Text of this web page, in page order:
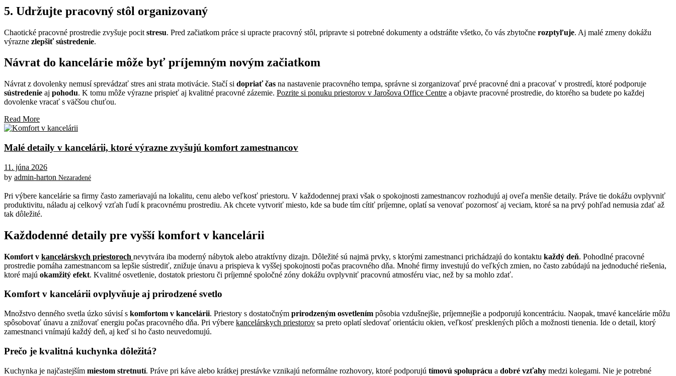
5. Udržujte pracovný stôl organizovaný
Chaotické pracovné prostredie zvyšuje pocit stresu. Pred začiatkom práce si upracte pracovný stôl, pripravte si potrebné dokumenty a odstráňte všetko, čo vás zbytočne rozptyľuje. Aj malé zmeny dokážu
výrazne zlepšiť sústredenie.
Návrat do kancelárie môže byť príjemným novým začiatkom
Návrat z dovolenky nemusí sprevádzať stres ani strata motivácie. Stačí si dopriať čas na nastavenie pracovného tempa, správne si zorganizovať prvé pracovné dni a pracovať v prostredí, ktoré podporuje
sústredenie aj pohodu. K tomu môže výrazne prispieť aj kvalitné pracovné zázemie. Pozrite si ponuku priestorov v Jarošova Office Centre a objavte pracovné prostredie, do ktorého sa budete po každej
dovolenke vracať s väčšou chuťou.
Read More
Malé detaily v kancelárii, ktoré výrazne zvyšujú komfort zamestnancov
11. júna 2026
by admin-harton Nezaradené
Pri výbere kancelárie sa firmy často zameriavajú na lokalitu, cenu alebo veľkosť priestoru. V každodennej praxi však o spokojnosti zamestnancov rozhodujú aj oveľa menšie detaily. Práve tie dokážu ovplyvniť
produktivitu, náladu aj celkový vzťah ľudí k pracovnému prostrediu. Ak chcete vytvoriť miesto, kde sa bude tím cítiť príjemne, oplatí sa venovať pozornosť aj veciam, ktoré sa na prvý pohľad nemusia zdať až
tak dôležité.
Každodenné detaily pre vyšší komfort v kancelárii
Komfort v kancelárskych priestoroch nevytvára iba moderný nábytok alebo atraktívny dizajn. Dôležité sú najmä prvky, s ktorými zamestnanci prichádzajú do kontaktu každý deň. Pohodlné pracovné
prostredie pomáha zamestnancom sa lepšie sústrediť, znižuje únavu a prispieva k vyššej spokojnosti počas pracovného dňa. Mnohé firmy investujú do veľkých zmien, no často zabúdajú na jednoduché riešenia,
ktoré majú okamžitý efekt. Kvalitné osvetlenie, dostatok priestoru či príjemné spoločné zóny dokážu ovplyvniť pracovnú atmosféru viac, než by sa mohlo zdať.
Komfort v kancelárii ovplyvňuje aj prirodzené svetlo
Množstvo denného svetla úzko súvisí s komfortom v kancelárii. Priestory s dostatočným prirodzeným osvetlením pôsobia vzdušnejšie, príjemnejšie a podporujú koncentráciu. Naopak, tmavé kancelárie môžu
spôsobovať únavu a znižovať energiu počas pracovného dňa. Pri výbere kancelárskych priestorov sa preto oplatí sledovať orientáciu okien, veľkosť presklených plôch a možnosti tienenia. Ide o detail, ktorý
zamestnanci vnímajú každý deň, aj keď si ho často neuvedomujú.
Prečo je kvalitná kuchynka dôležitá?
Kuchynka je najčastejším miestom stretnutí. Práve pri káve alebo krátkej prestávke vznikajú neformálne rozhovory, ktoré podporujú tímovú spoluprácu a dobré vzťahy medzi kolegami. Nie je potrebné